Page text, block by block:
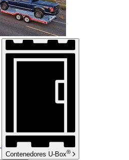
Contenedores U-Box®